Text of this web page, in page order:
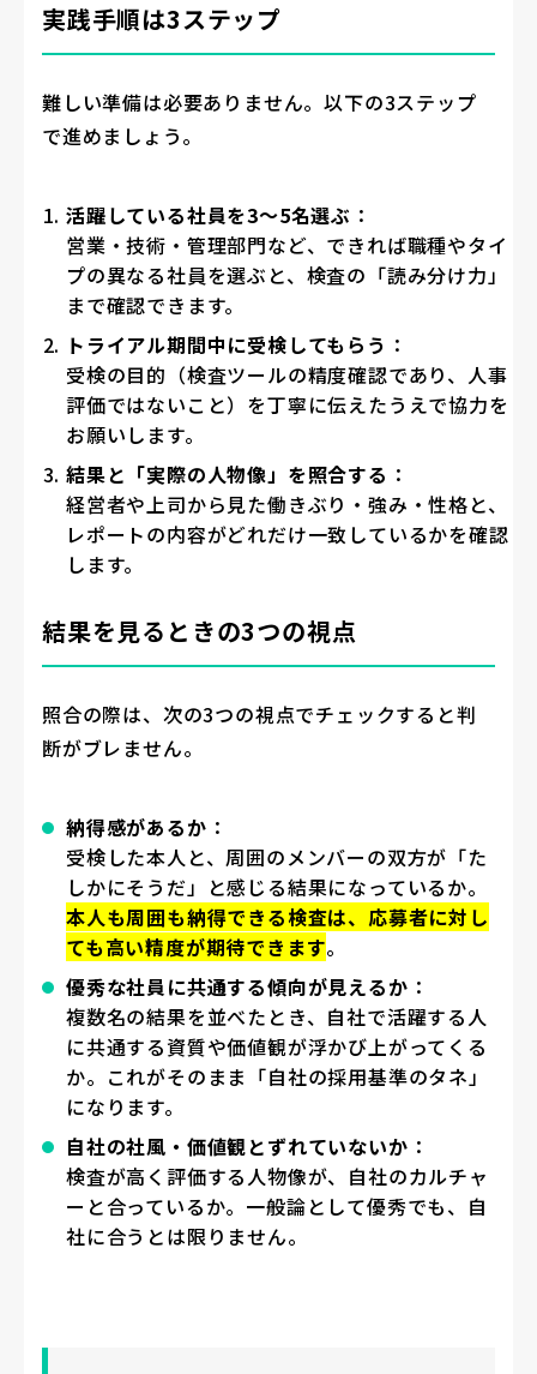
実践手順は3ステップ
難しい準備は必要ありません。以下の3ステップ
で進めましょう。
活躍している社員を3〜5名選ぶ ：
営業・技術・管理部門など、できれば職種やタイ
プの異なる社員を選ぶと、検査の「読み分け力」
まで確認できます。
トライアル期間中に受検してもらう ：
受検の目的（検査ツールの精度確認であり、人事
評価ではないこと）を丁寧に伝えたうえで協力を
お願いします。
結果と「実際の人物像」を照合する ：
経営者や上司から見た働きぶり・強み・性格と、
レポートの内容がどれだけ一致しているかを確認
します。
結果を見るときの3つの視点
照合の際は、次の3つの視点でチェックすると判
断がブレません。
納得感があるか ：
受検した本人と、周囲のメンバーの双方が「た
しかにそうだ」と感じる結果になっているか。
本人も周囲も納得できる検査は、応募者に対し
ても高い精度が期待できます。
優秀な社員に共通する傾向が見えるか ：
複数名の結果を並べたとき、自社で活躍する人
に共通する資質や価値観が浮かび上がってくる
か。これがそのまま「自社の採用基準のタネ」
になります。
自社の社風・価値観とずれていないか ：
検査が高く評価する人物像が、自社のカルチャ
ーと合っているか。一般論として優秀でも、自
社に合うとは限りません。